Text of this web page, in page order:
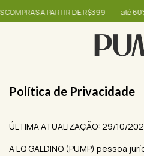
PARTIR DE R$399 até 60% + R$20,00
Política de Privacidade
ÚLTIMA ATUALIZAÇÃO: 29/10/
A LQ GALDINO (PUMP) pessoa